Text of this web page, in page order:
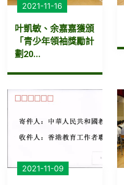
2021-11-16
叶凱敏、余嘉嘉獲頒
「青少年領袖獎勵計
劃20...
2021-11-09